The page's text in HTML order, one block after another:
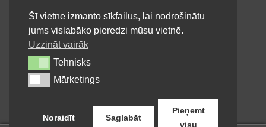
Michelin
Mitas
Pirelli
Shinko
Šī vietne izmanto sīkfailus, lai nodrošinātu
jums vislabāko pieredzi mūsu vietnē.
Uzzināt vairāk
TehnisksTehnisks
MārketingsMārketings
Noraidīt Saglabāt
Pieņemt
visu